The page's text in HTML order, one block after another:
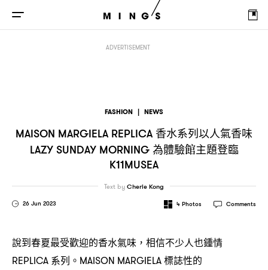
ADVERTISEMENT
FASHION | NEWS
MAISON MARGIELA REPLICA 香水系列以人氣香味
LAZY SUNDAY MORNING為體驗館主題登臨
K11MUSEA
26 Jun 2023
Text byCherie Kong
4 Photos Comments
說到春夏最受歡迎的香水氣味 ， 相信不少人也鍾情
REPLICA 系列。 MAISON MARGIELA標誌性的
MAISON MARGIELA REPLICA 香水系列以人氣香味 為